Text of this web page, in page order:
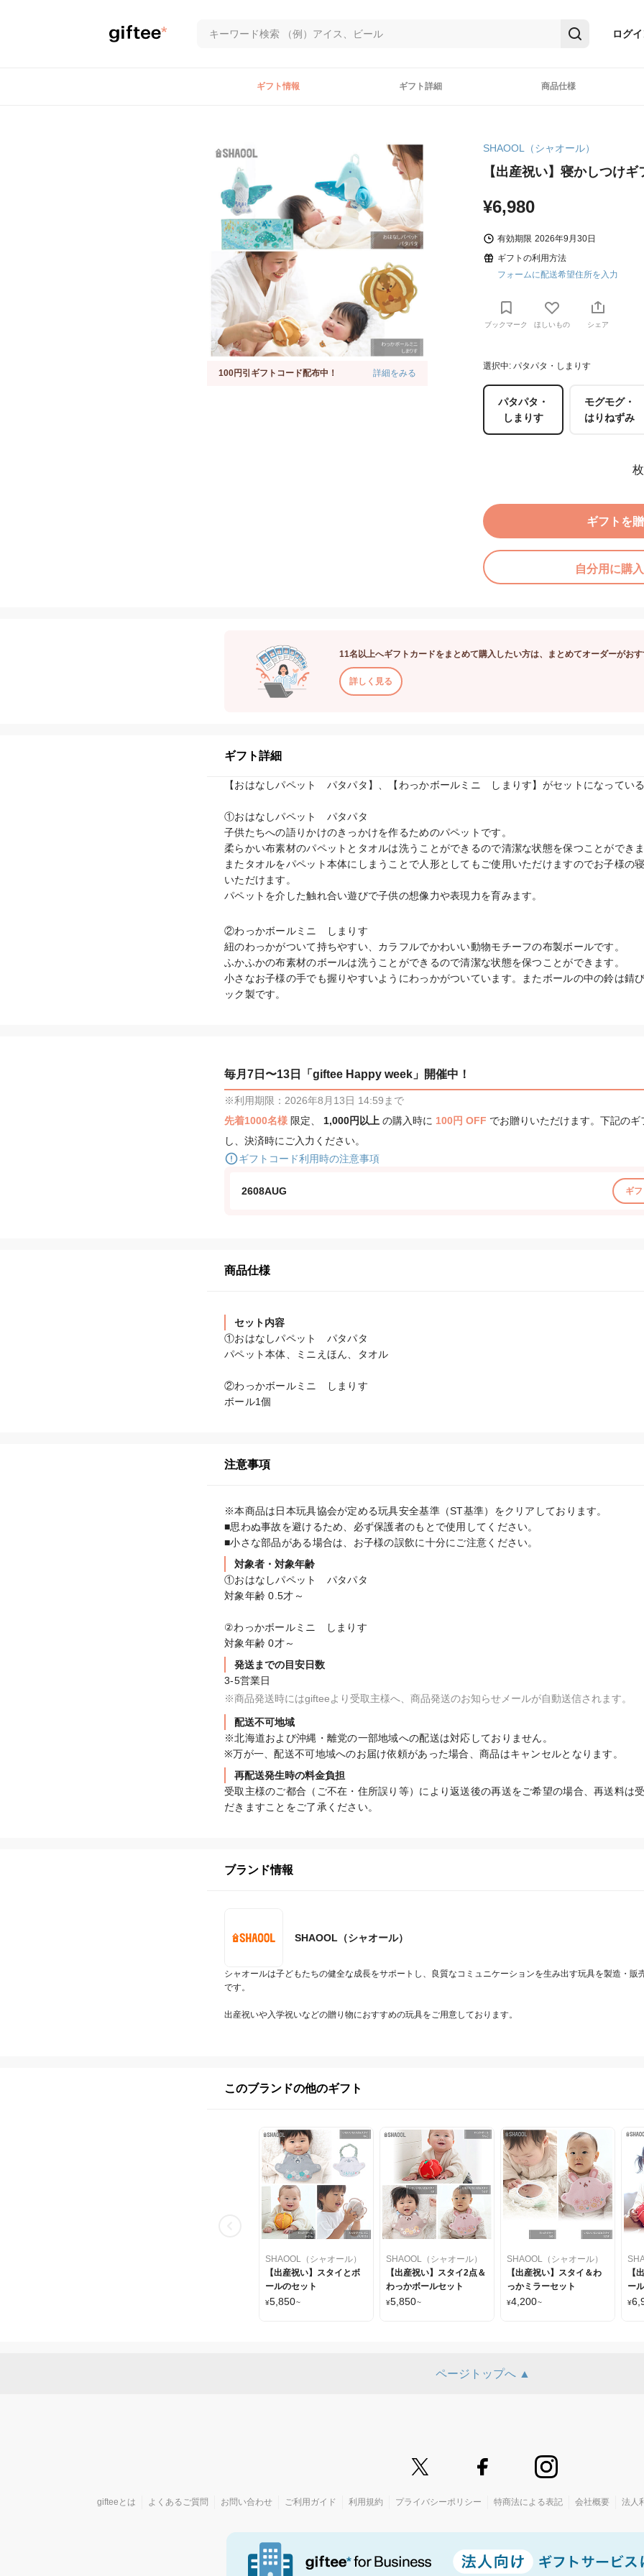
ログ
ギフト情報 ギフト詳細 商品仕様
100円引ギフトコード配布中！ 詳細をみる
SHAOOL（シャオール）
【出産祝い】寝かしつけギ
¥6,980
有効期限 2026年9月30日
ギフトの利用方法
フォームに配送希望住所を入力
ブックマーク ほしいもの シェア
選択中: パタパタ・しまりす
パタパタ・
しまりす
モグモグ・
はりねずみ
ギフトを
自分用に購
11名以上へギフトカードをまとめて購入したい方は、まとめてオーダーがおす
詳しく見る
ギフト詳細
【おはなしパペット　パタパタ】、【わっかボールミニ　しまりす】がセットになっている
①おはなしパペット　パタパタ
子供たちへの語りかけのきっかけを作るためのパペットです。
柔らかい布素材のパペットとタオルは洗うことができるので清潔な状態を保つことができま
またタオルをパペット本体にしまうことで人形としてもご使用いただけますのでお子様の
いただけます。
パペットを介した触れ合い遊びで子供の想像力や表現力を育みます。
②わっかボールミニ　しまりす
紐のわっかがついて持ちやすい、カラフルでかわいい動物モチーフの布製ボールです。
ふかふかの布素材のボールは洗うことができるので清潔な状態を保つことができます。
小さなお子様の手でも握りやすいようにわっかがついています。またボールの中の鈴は錆
ック製です。
毎月7日〜13日「giftee Happy week」開催中！
※利用期限：2026年8月13日 14:59まで
先着1000名様 限定、 1,000円以上 の購入時に 100円 OFF でお贈りいただけます。下記の
し、決済時にご入力ください。
ギフトコード利用時の注意事項
2608AUG ギ
商品仕様
セット内容
①おはなしパペット　パタパタ
パペット本体、ミニえほん、タオル
②わっかボールミニ　しまりす
ボール1個
注意事項
※本商品は日本玩具協会が定める玩具安全基準（ST基準）をクリアしております。
■思わぬ事故を避けるため、必ず保護者のもとで使用してください。
■小さな部品がある場合は、お子様の誤飲に十分にご注意ください。
対象者・対象年齢
①おはなしパペット　パタパタ
対象年齢 0.5才～
②わっかボールミニ　しまりす
対象年齢 0才～
発送までの目安日数
3-5営業日
※商品発送時にはgifteeより受取主様へ、商品発送のお知らせメールが自動送信されます。
配送不可地域
※北海道および沖縄・離党の一部地域への配送は対応しておりません。
※万が一、配送不可地域へのお届け依頼があった場合、商品はキャンセルとなります。
再配送発生時の料金負担
受取主様のご都合（ご不在・住所誤り等）により返送後の再送をご希望の場合、再送料は
だきますことをご了承ください。
ブランド情報
SHAOOL（シャオール）
シャオールは子どもたちの健全な成長をサポートし、良質なコミュニケーションを生み出す玩具を製造・販
です。
出産祝いや入学祝いなどの贈り物におすすめの玩具をご用意しております。
このブランドの他のギフト
SHAOOL（シャオール）
【出産祝い】スタイとボ
ールのセット
¥5,850~
SHAOOL（シャオール）
【出産祝い】スタイ2点＆
わっかボールセット
¥5,850~
SHAOOL（シャオール）
【出産祝い】スタイ＆わ
っかミラーセット
¥4,200~
【
ー
¥
ページトップへ ▲
gifteeとは よくあるご質問 お問い合わせ ご利用ガイド 利用規約 プライバシーポリシー 特商法による表記 会社概要 法人